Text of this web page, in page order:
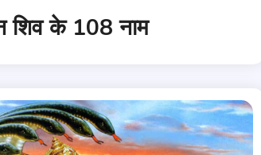
शिव के 108 नाम